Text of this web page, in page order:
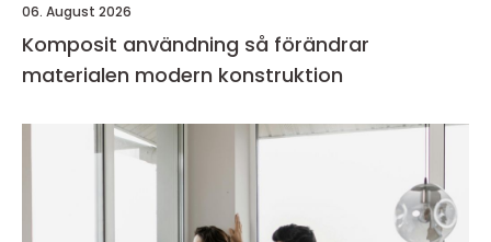
06. August 2026
Komposit användning så förändrar
materialen modern konstruktion